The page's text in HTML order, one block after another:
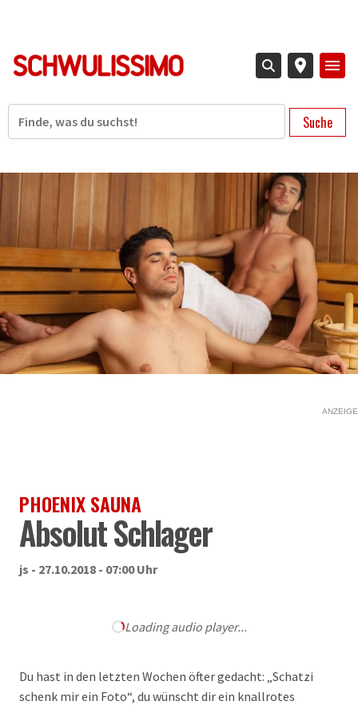
Suche
ANZEIGE
PHOENIX SAUNA
Absolut Schlager
js - 27.10.2018 - 07:00 Uhr
Loading audio player...
Du hast in den letzten Wochen öfter gedacht: „Schatzi
schenk mir ein Foto“, du wünscht dir ein knallrotes